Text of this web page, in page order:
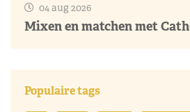
04 aug 2026
Mixen en matchen met
Populaire tags